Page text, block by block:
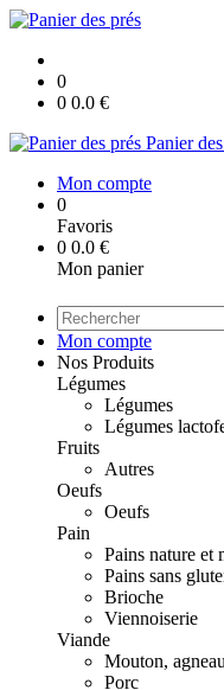
0
0 0.0 €
Panier
Mon compte
0
Favoris
0 0.0 €
Mon panier
Mon compte
Nos Produits
Légumes
Légumes
Légumes
Fruits
Autres
Oeufs
Oeufs
Pain
Pains nature et
Pains sans
Brioche
Viennoiserie
Viande
Mouton, agneau
Porc